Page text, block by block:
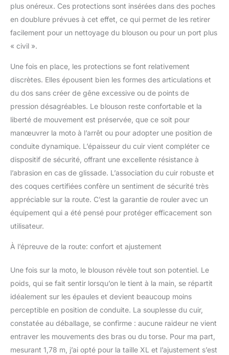
plus onéreux. Ces protections sont insérées dans des poches
en doublure prévues à cet effet, ce qui permet de les retirer
facilement pour un nettoyage du blouson ou pour un port plus
« civil ».
Une fois en place, les protections se font relativement
discrètes. Elles épousent bien les formes des articulations et
du dos sans créer de gêne excessive ou de points de
pression désagréables. Le blouson reste confortable et la
liberté de mouvement est préservée, que ce soit pour
manœuvrer la moto à l’arrêt ou pour adopter une position de
conduite dynamique. L’épaisseur du cuir vient compléter ce
dispositif de sécurité, offrant une excellente résistance à
l’abrasion en cas de glissade. L’association du cuir robuste et
des coques certifiées confère un sentiment de sécurité très
appréciable sur la route. C’est la garantie de rouler avec un
équipement qui a été pensé pour protéger efficacement son
utilisateur.
À l’épreuve de la route: confort et ajustement
Une fois sur la moto, le blouson révèle tout son potentiel. Le
poids, qui se fait sentir lorsqu’on le tient à la main, se répartit
idéalement sur les épaules et devient beaucoup moins
perceptible en position de conduite. La souplesse du cuir,
constatée au déballage, se confirme : aucune raideur ne vient
entraver les mouvements des bras ou du torse. Pour ma part,
mesurant 1,78 m, j’ai opté pour la taille XL et l’ajustement s’est